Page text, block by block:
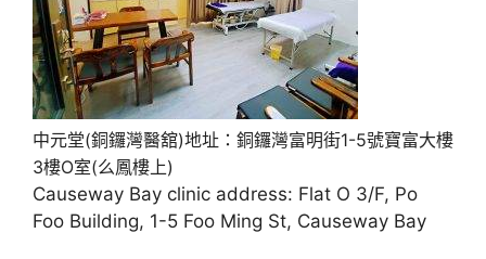
中元堂(銅鑼灣醫舘)地址：銅鑼灣富明街1-5號寶富大樓
3樓O室(么鳳樓上)
Causeway Bay clinic address: Flat O 3/F, Po
Foo Building, 1-5 Foo Ming St, Causeway Bay